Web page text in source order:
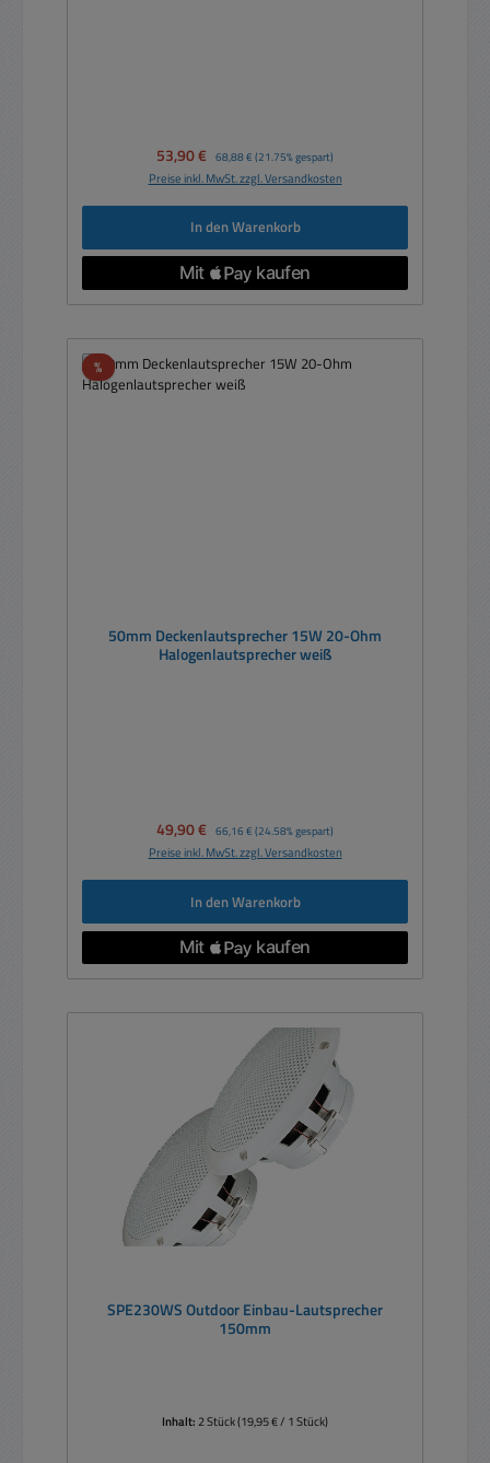
Verkaufspreis:
53,90 € Regulärer Preis:
68,88 € (21.75% gespart)
Preise inkl. MwSt. zzgl. Versandkosten
In den Warenkorb
%Rabatt
50mm Deckenlautsprecher 15W 20-Ohm
Halogenlautsprecher weiß
Verkaufspreis:
49,90 € Regulärer Preis:
66,16 € (24.58% gespart)
Preise inkl. MwSt. zzgl. Versandkosten
In den Warenkorb
SPE230WS Outdoor Einbau-Lautsprecher
150mm
Inhalt:2 Stück(19,95 € / 1 Stück)